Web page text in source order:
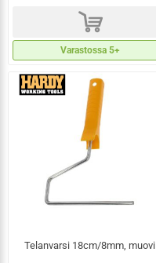
d
Varastossa 5+
Telanvarsi 18cm/8mm, muovi